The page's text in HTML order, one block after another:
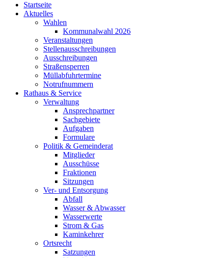
Startseite
Aktuelles
Wahlen
Kommunalwahl 2026
Veranstaltungen
Stellenausschreibungen
Ausschreibungen
Straßensperren
Müllabfuhrtermine
Notrufnummern
Rathaus & Service
Verwaltung
Ansprechpartner
Sachgebiete
Aufgaben
Formulare
Politik & Gemeinderat
Mitglieder
Ausschüsse
Fraktionen
Sitzungen
Ver- und Entsorgung
Abfall
Wasser & Abwasser
Wasserwerte
Strom & Gas
Kaminkehrer
Ortsrecht
Satzungen